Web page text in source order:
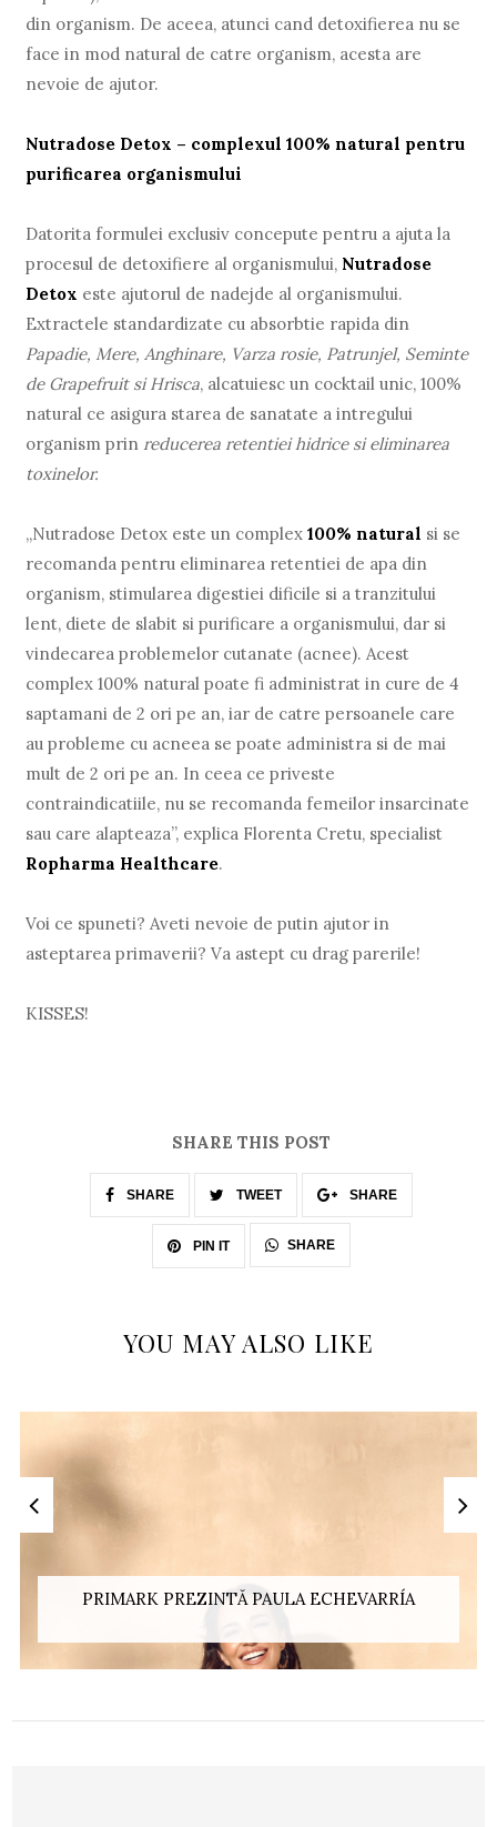
din organism. De aceea, atunci cand detoxifierea nu se
face in mod natural de catre organism, acesta are
nevoie de ajutor.
Nutradose Detox – complexul 100% natural pentru
purificarea organismului
Datorita formulei exclusiv concepute pentru a ajuta la
procesul de detoxifiere al organismului, Nutradose
Detox este ajutorul de nadejde al organismului.
Extractele standardizate cu absorbtie rapida din
Papadie, Mere, Anghinare, Varza rosie, Patrunjel, Seminte
de Grapefruit si Hrisca, alcatuiesc un cocktail unic, 100%
natural ce asigura starea de sanatate a intregului
organism prin reducerea retentiei hidrice si eliminarea
toxinelor.
„Nutradose Detox este un complex100% natural si se
recomanda pentru eliminarea retentiei de apa din
organism, stimularea digestiei dificile si a tranzitului
lent, diete de slabit si purificare a organismului, dar si
vindecarea problemelor cutanate (acnee). Acest
complex 100% natural poate fi administrat in cure de 4
saptamani de 2 ori pe an, iar de catre persoanele care
au probleme cu acneea se poate administra si de mai
mult de 2 ori pe an. In ceea ce priveste
contraindicatiile, nu se recomanda femeilor insarcinate
sau care alapteaza”, explica Florenta Cretu, specialist
Ropharma Healthcare.
Voi ce spuneti? Aveti nevoie de putin ajutor in
asteptarea primaverii? Va astept cu drag parerile!
KISSES!
SHARE THIS POST
SHARE TWEET SHARE
PIN IT SHARE
YOU MAY ALSO LIKE
PRIMARK PREZINTĂ PAULA ECHEVARRÍA